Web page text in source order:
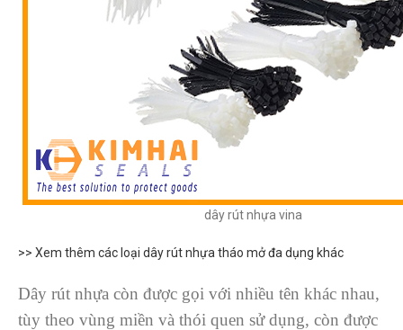
dây rút nhựa vina
>> Xem thêm các loại dây rút nhựa tháo mở đa dụng khác
Dây rút nhựa còn được gọi với nhiều tên khác nhau,
tùy theo vùng miền và thói quen sử dụng, còn được